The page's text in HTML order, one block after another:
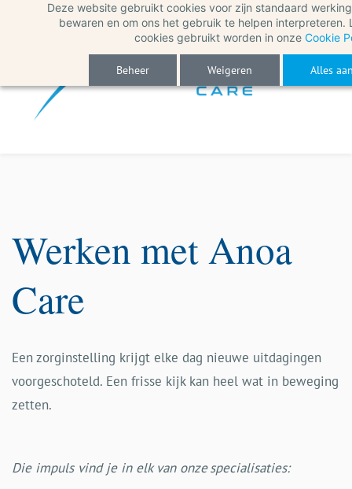
Deze website gebruikt cookies voor zijn standaard
bewaren en om ons het gebruik te helpen interpreteren.
cookies gebruikt worden in onze Cookie
Beheer Weigeren Alles
content
Werken met Anoa
Care
Een zorginstelling krijgt elke dag nieuwe uitdagingen
voorgeschoteld. Een frisse kijk kan heel wat in beweging
zetten.
Die impuls vind je in elk van onze specialisaties: